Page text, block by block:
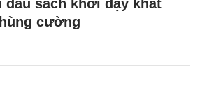
đầu sách khơi dậy khát
cường